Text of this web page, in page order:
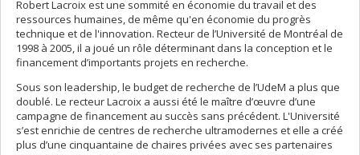
Robert Lacroix est une sommité en économie du travail et des
ressources humaines, de même qu'en économie du progrès
technique et de l'innovation. Recteur de l’Université de Montréal de
1998 à 2005, il a joué un rôle déterminant dans la conception et le
financement d’importants projets en recherche.
Sous son leadership, le budget de recherche de l’UdeM a plus que
doublé. Le recteur Lacroix a aussi été le maître d’œuvre d’une
campagne de financement au succès sans précédent. L'Université
s’est enrichie de centres de recherche ultramodernes et elle a créé
plus d’une cinquantaine de chaires privées avec ses partenaires